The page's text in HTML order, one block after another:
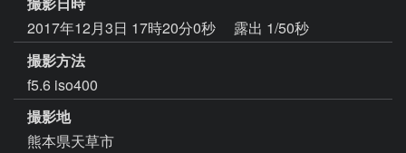
2017年12月3日 17時20分0秒
露出 1/50秒
撮影方法
f5.6 iso400
撮影地
熊本県天草市